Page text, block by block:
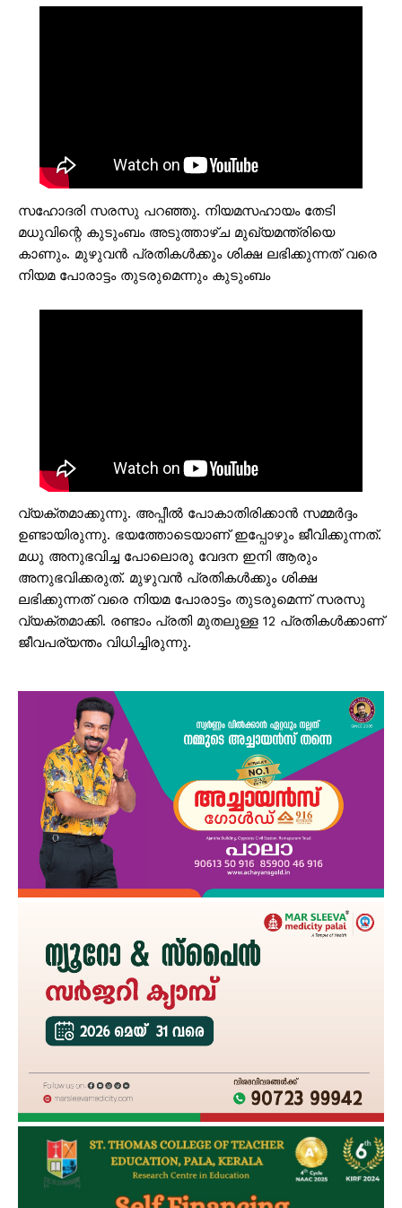
സഹോദരി സരസു പറഞ്ഞു. നിയമസഹായം തേടി
മധുവിന്റെ കുടുംബം അടുത്താഴ്ച മുഖ്യമന്ത്രിയെ
കാണും. മുഴുവൻ പ്രതികൾക്കും ശിക്ഷ ലഭിക്കുന്നത് വരെ
നിയമ പോരാട്ടം തുടരുമെന്നും കുടുംബം
വ്യക്തമാക്കുന്നു. അപ്പീൽ പോകാതിരിക്കാൻ സമ്മർദ്ദം
ഉണ്ടായിരുന്നു. ഭയത്തോടെയാണ് ഇപ്പോഴും ജീവിക്കുന്നത്.
മധു അനുഭവിച്ച പോലൊരു വേദന ഇനി ആരും
അനുഭവിക്കരുത്. മുഴുവൻ പ്രതികൾക്കും ശിക്ഷ
ലഭിക്കുന്നത് വരെ നിയമ പോരാട്ടം തുടരുമെന്ന് സരസു
വ്യക്തമാക്കി. രണ്ടാം പ്രതി മുതലുള്ള 12 പ്രതികൾക്കാണ്
ജീവപര്യന്തം വിധിച്ചിരുന്നു.